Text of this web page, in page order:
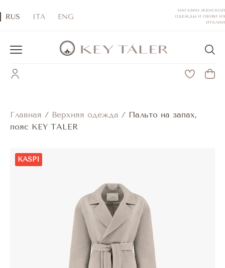
RUS ITA ENG
МАГАЗИН ЖЕНСКОЙ
ОДЕЖДЫ И ОБУВИ ИЗ
ИТАЛИИ
Главная / Верхняя одежда / Пальто на запах,
пояс KEY TALER
KASPI